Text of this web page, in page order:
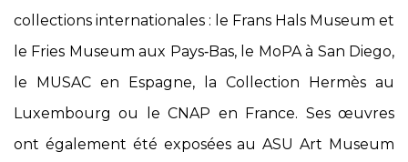
collections internationales : le Frans Hals Museum et
le Fries Museum aux Pays‑Bas, le MoPA à San Diego,
le MUSAC en Espagne, la Collection Hermès au
Luxembourg ou le CNAP en France. Ses œuvres
ont également été exposées au ASU Art Museum